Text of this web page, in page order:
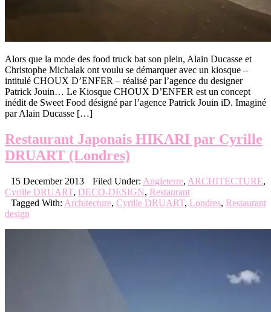
Alors que la mode des food truck bat son plein, Alain Ducasse et
Christophe Michalak ont voulu se démarquer avec un kiosque –
intitulé CHOUX D’ENFER – réalisé par l’agence du designer
Patrick Jouin… Le Kiosque CHOUX D’ENFER est un concept
inédit de Sweet Food désigné par l’agence Patrick Jouin iD. Imaginé
par Alain Ducasse […]
Restaurant Japonais HIKARI par Cyrille
DRUART (Londres)
15 December 2013 Filed Under: Angleterre, ARCHITECTURE,
Cyrille DRUART, DECO-DESIGN, Restaurant
Tagged With: Architecture, Cyrille DRUART, Londres, Restaurant
design